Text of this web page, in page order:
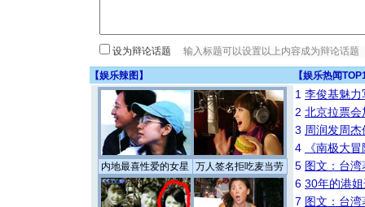
设为辩论话题
【娱乐辣图 】 【娱乐热闻
内地最喜性爱的女星 万人签名拒吃麦当劳
1 李俊基魅力
2 北京拉票
3 周润发周
4
《南极大
5 图文：台
6 30年的港
7 图文：台